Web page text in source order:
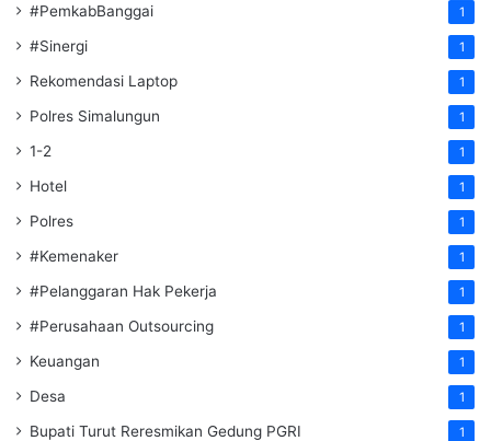
#PemkabBanggai 1
#Sinergi 1
Rekomendasi Laptop 1
Polres Simalungun 1
1-2 1
Hotel 1
Polres 1
#Kemenaker 1
#Pelanggaran Hak Pekerja 1
#Perusahaan Outsourcing 1
Keuangan 1
Desa 1
Bupati Turut Reresmikan Gedung PGRI 1